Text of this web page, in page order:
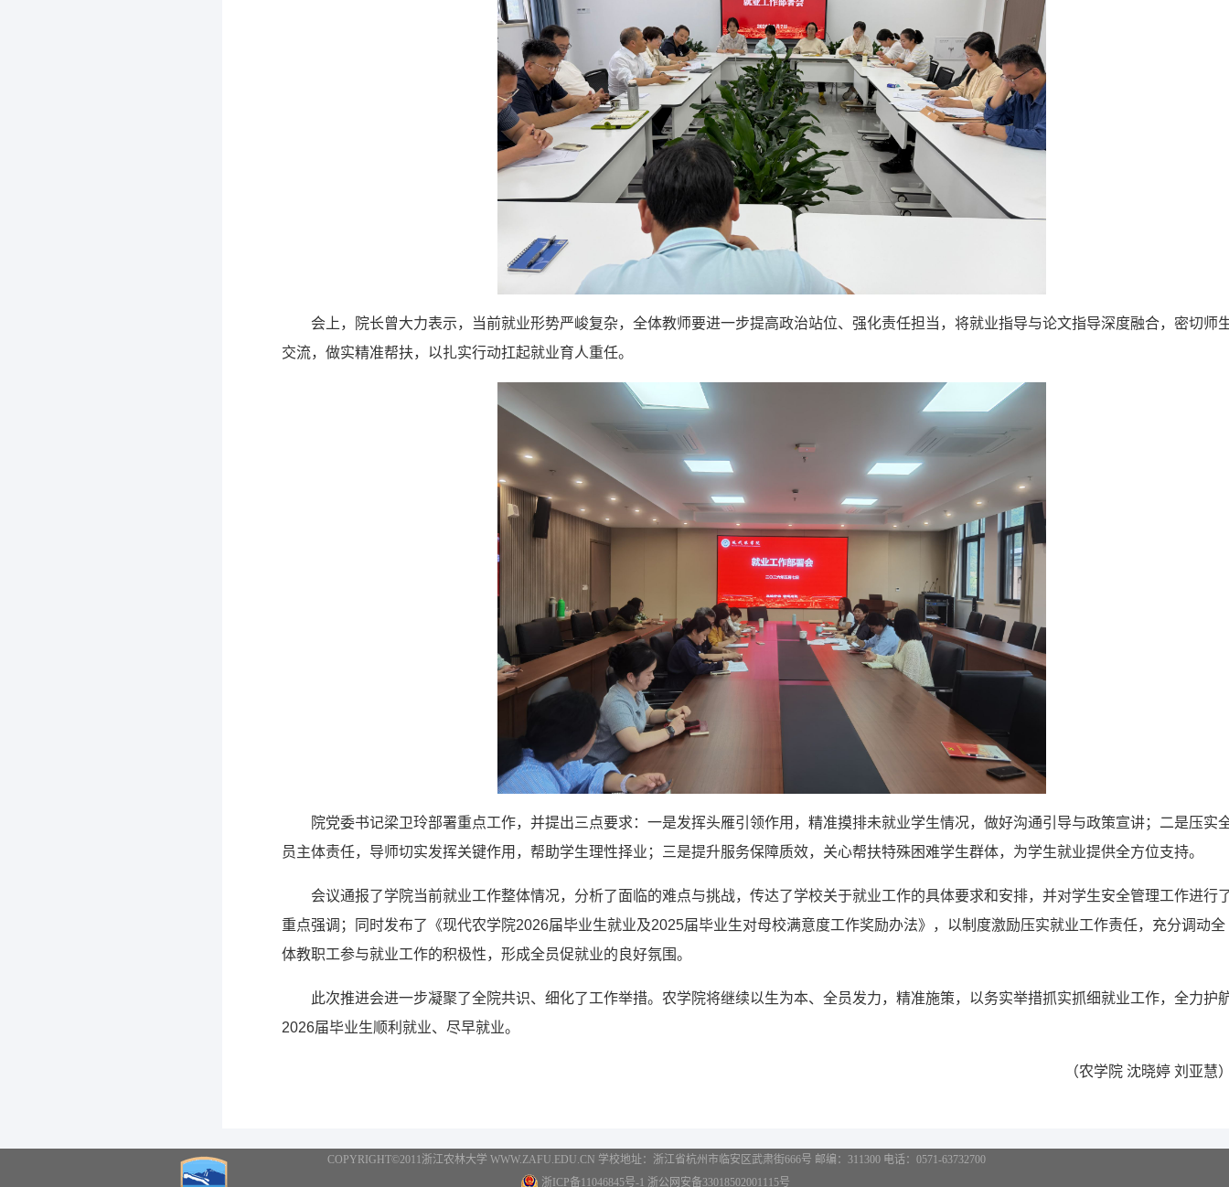
会上，院长曾大力表示，当前就业形势严峻复杂，全体教师要进一步提高政治站位、强化责任担当，将就业指导与论文指导深度融合，密切师
交流，做实精准帮扶，以扎实行动扛起就业育人重任。
院党委书记梁卫玲部署重点工作，并提出三点要求：一是发挥头雁引领作用，精准摸排未就业学生情况，做好沟通引导与政策宣讲；二是压实
员主体责任，导师切实发挥关键作用，帮助学生理性择业；三是提升服务保障质效，关心帮扶特殊困难学生群体，为学生就业提供全方位支持。
会议通报了学院当前就业工作整体情况，分析了面临的难点与挑战，传达了学校关于就业工作的具体要求和安排，并对学生安全管理工作进行
重点强调；同时发布了《现代农学院2026届毕业生就业及2025届毕业生对母校满意度工作奖励办法》，以制度激励压实就业工作责任，充分调动全
体教职工参与就业工作的积极性，形成全员促就业的良好氛围。
此次推进会进一步凝聚了全院共识、细化了工作举措。农学院将继续以生为本、全员发力，精准施策，以务实举措抓实抓细就业工作，全力护
2026届毕业生顺利就业、尽早就业。
（农学院 沈晓婷 刘亚慧
COPYRIGHT©2011浙江农林大学 WWW.ZAFU.EDU.CN 学校地址：浙江省杭州市临安区武肃街666号 邮编：311300 电话：0571-63732700
浙ICP备11046845号-1 浙公网安备33018502001115号